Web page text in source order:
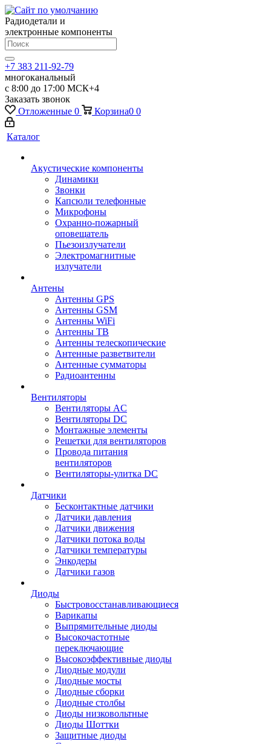
Радиодетали и
электронные компоненты
+7 383 211-92-79
многоканальный
с 8:00 до 17:00 МСК+4
Заказать звонок
Отложенные 0 Корзина0 0
Каталог
Акустические компоненты
Динамики
Звонки
Капсюли телефонные
Микрофоны
Охранно-пожарный
оповещатель
Пьезоизлучатели
Электромагнитные
излучатели
Антены
Антенны GPS
Антенны GSM
Антенны WiFi
Антенны ТВ
Антенны телескопические
Антенные разветвители
Антенные сумматоры
Радиоантенны
Вентиляторы
Вентиляторы AC
Вентиляторы DC
Монтажные элементы
Решетки для вентиляторов
Провода питания
вентиляторов
Вентиляторы-улитка DC
Датчики
Бесконтактные датчики
Датчики давления
Датчики движения
Датчики потока воды
Датчики температуры
Энкодеры
Датчики газов
Диоды
Быстровосстанавливающиеся
Варикапы
Выпрямительные диоды
Высокочастотные
переключающие
Высокоэффективные диоды
Диодные модули
Диодные мосты
Диодные сборки
Диодные столбы
Диоды низковольтные
Диоды Шоттки
Защитные диоды